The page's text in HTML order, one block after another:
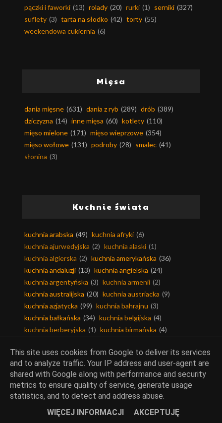
pączki i faworki (13) rolady (20) rurki (1) serniki (327)
suflety (3) tarta na słodko (42) torty (55)
weekendowa cukiernia (6)
Mięsa
dania mięsne (631) dania z ryb (289) drób (389)
dziczyzna (14) inne mięsa (60) kotlety (110)
mięso mielone (171) mięso wieprzowe (354)
mięso wołowe (131) podroby (28) smalec (41)
słonina (3)
Kuchnie świata
kuchnia arabska (49) kuchnia afryki (6)
kuchnia ajurwedyjska (2) kuchnia alaski (1)
kuchnia algierska (2) kuchnia amerykańska (36)
kuchnia andaluzji (13) kuchnia angielska (24)
kuchnia argentyńska (3) kuchnia armenii (2)
kuchnia australijska (20) kuchnia austriacka (9)
kuchnia azjatycka (99) kuchnia bahrajnu (3)
kuchnia bałkańska (34) kuchnia belgijska (4)
kuchnia berberyjska (1) kuchnia birmańska (4)
kuchnia bośnia i hercegowina (1) kuchnia brazylijska (5)
kuchnia bułgarska (11) kuchnia chińska (58)
kuchnia chorwacka (11) kuchnia czarnogóry (2)
kuchnia czeska (7) kuchnia duńska (6)
kuchnia egipska (5) kuchnia ekwadoru (1)
kuchnia filipin (3) kuchnia fińska
(5)
This site uses cookies from Google to deliver its services
and to analyze traffic. Your IP address and user-agent are
shared with Google along with performance and security
metrics to ensure quality of service, generate usage
statistics, and to detect and address abuse.
WIĘCEJ INFORMACJI
AKCEPTUJĘ